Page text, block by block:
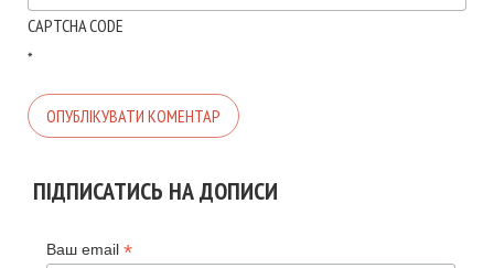
CAPTCHA CODE
*
ПІДПИСАТИСЬ НА ДОПИСИ
Ваш email *